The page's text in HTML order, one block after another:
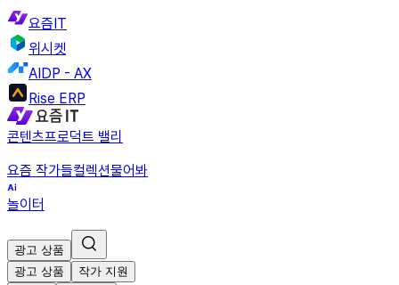
요즘IT
위시켓
AIDP - AX
Rise ERP
콘텐츠프로덕트 밸리
요즘 작가들컬렉션물어봐
놀이터
광고 상품
광고 상품
작가 지원